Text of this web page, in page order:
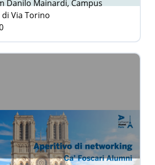
Danilo Mainardi, Campus
Via Torino